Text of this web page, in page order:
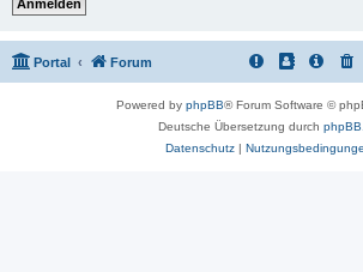
Portal Forum
Powered by phpBB® Forum Software ©
Deutsche Übersetzung durch
Datenschutz|